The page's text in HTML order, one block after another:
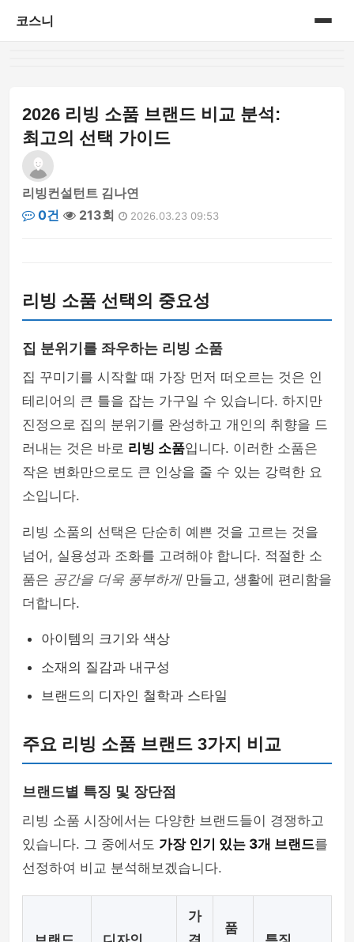
코스니
2026 리빙 소품 브랜드 비교 분석:
최고의 선택 가이드
리빙컨설턴트 김나연
0건
213회 2026.03.23 09:53
리빙 소품 선택의 중요성
집 분위기를 좌우하는 리빙 소품
집 꾸미기를 시작할 때 가장 먼저 떠오르는 것은 인
테리어의 큰 틀을 잡는 가구일 수 있습니다. 하지만
진정으로 집의 분위기를 완성하고 개인의 취향을 드
러내는 것은 바로 리빙 소품입니다. 이러한 소품은
작은 변화만으로도 큰 인상을 줄 수 있는 강력한 요
소입니다.
리빙 소품의 선택은 단순히 예쁜 것을 고르는 것을
넘어, 실용성과 조화를 고려해야 합니다. 적절한 소
품은 공간을 더욱 풍부하게만들고, 생활에 편리함을
더합니다.
아이템의 크기와 색상
소재의 질감과 내구성
브랜드의 디자인 철학과 스타일
주요 리빙 소품 브랜드 3가지 비교
브랜드별 특징 및 장단점
리빙 소품 시장에서는 다양한 브랜드들이 경쟁하고
있습니다. 그 중에서도 가장 인기 있는 3개 브랜드를
선정하여 비교 분석해보겠습니다.
가
품